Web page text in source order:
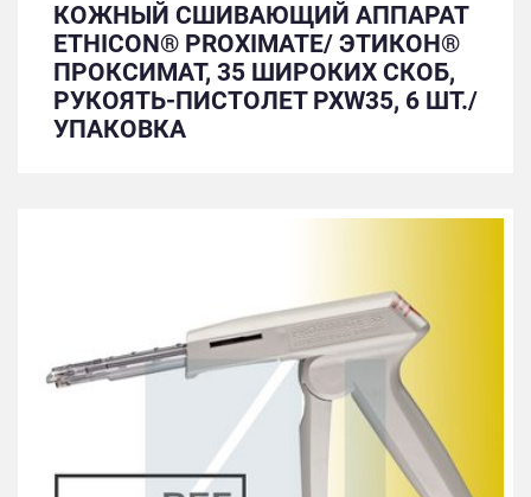
КОЖНЫЙ СШИВАЮЩИЙ АППАРАТ
ETHICON® PROXIMATE/ ЭТИКОН®
ПРОКСИМАТ, 35 ШИРОКИХ СКОБ,
РУКОЯТЬ-ПИСТОЛЕТ PXW35, 6 ШТ./
УПАКОВКА